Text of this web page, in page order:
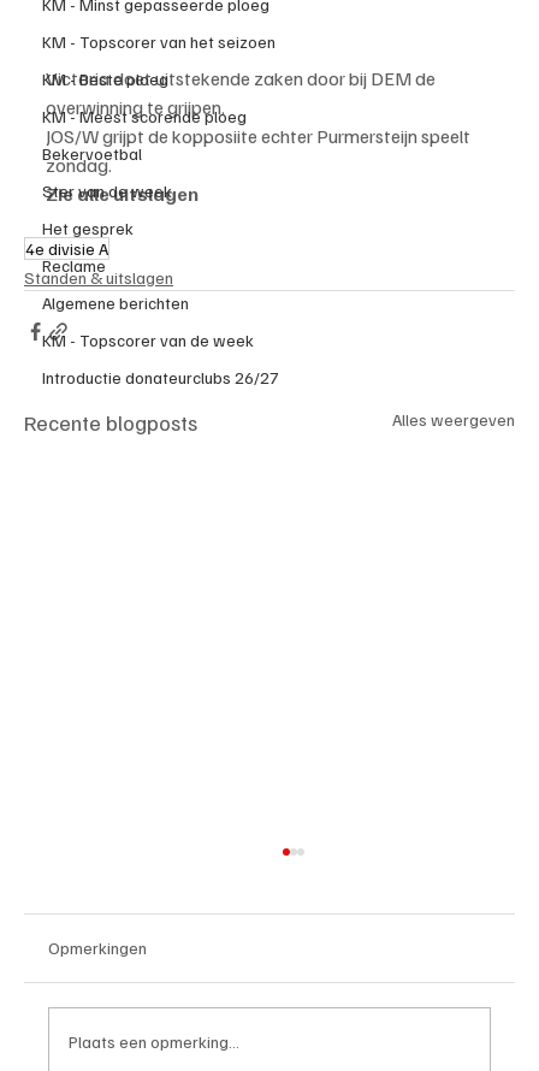
KM - Minst gepasseerde ploeg
KM - Topscorer van het seizoen
KM - Beste ploeg
KM - Meest scorende ploeg
Bekervoetbal
Ster van de week
Het gesprek
Reclame
Algemene berichten
KM - Topscorer van de week
Introductie donateurclubs 26/27
Victoria doet uitstekende zaken door bij DEM de
overwinning te grijpen.
JOS/W grijpt de kopposiite echter Purmersteijn speelt
zondag.
Zie alle uitslagen
4e divisie A
Standen & uitslagen
Recente blogposts Alles weergeven
Opmerkingen
Plaats een opmerking...